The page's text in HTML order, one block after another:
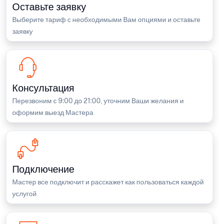
Оставьте заявку
Выберите тариф с необходимыми Вам опциями и оставьте
заявку
Консультация
Перезвоним с 9:00 до 21:00, уточним Ваши желания и
оформим выезд Мастера
Подключение
Мастер все подключит и расскажет как пользоваться каждой
услугой